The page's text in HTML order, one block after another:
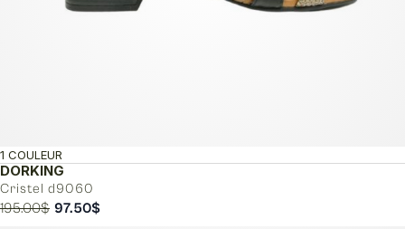
DORKING
Cristel d9060
1 COULEUR
195.00$ Le
97.50$Le